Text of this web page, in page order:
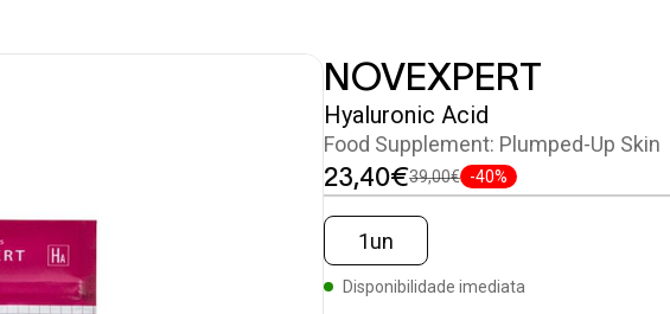
NOVEXPERT
Hyaluronic Acid
Food Supplement: Plumped-Up Skin
23,40€39,00€ -40%
1un
Disponibilidade imediata